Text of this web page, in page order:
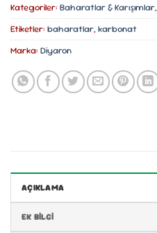
Kategoriler: Baharatlar & Karışımlar,
Etiketler: baharatlar, karbonat
Marka: Diyaron
AÇIKLAMA
EK BILGI